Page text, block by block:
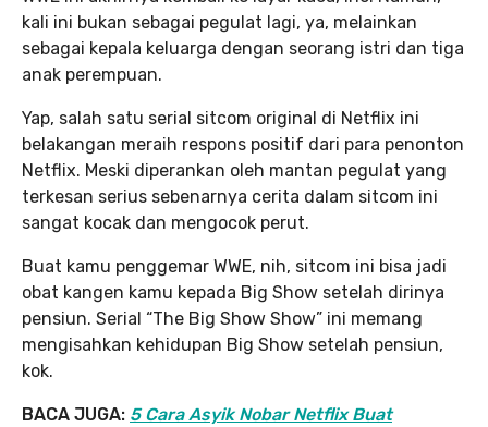
kali ini bukan sebagai pegulat lagi, ya, melainkan
sebagai kepala keluarga dengan seorang istri dan tiga
anak perempuan.
Yap, salah satu serial sitcom original di Netflix ini
belakangan meraih respons positif dari para penonton
Netflix. Meski diperankan oleh mantan pegulat yang
terkesan serius sebenarnya cerita dalam sitcom ini
sangat kocak dan mengocok perut.
Buat kamu penggemar WWE, nih, sitcom ini bisa jadi
obat kangen kamu kepada Big Show setelah dirinya
pensiun. Serial “The Big Show Show” ini memang
mengisahkan kehidupan Big Show setelah pensiun,
kok.
BACA JUGA: 5 Cara Asyik Nobar Netflix Buat